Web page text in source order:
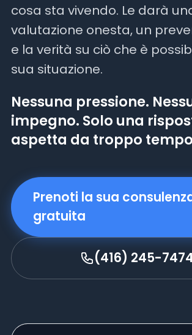
cosa sta vivendo. Le darà
valutazione onesta, un
e la verità su ciò che è
sua situazione.
Nessuna pressione.
impegno. Solo una
aspetta da troppo
Prenoti la sua
gratuita
(416) 245-